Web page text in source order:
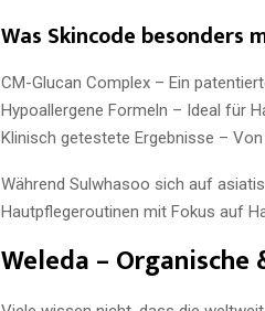
Was Skincode besonders
CM-Glucan Complex – Ein
Hypoallergene Formeln – Ideal für
Klinisch getestete Ergebnisse –
Während Sulwhasoo sich auf
Hautpflegeroutinen mit Fokus auf
Weleda –